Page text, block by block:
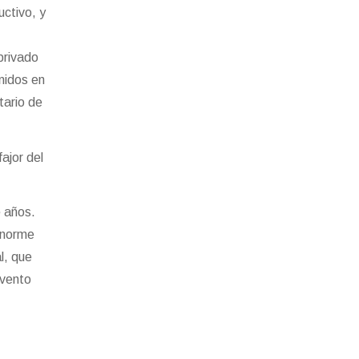
y
en
de
del
años.
que